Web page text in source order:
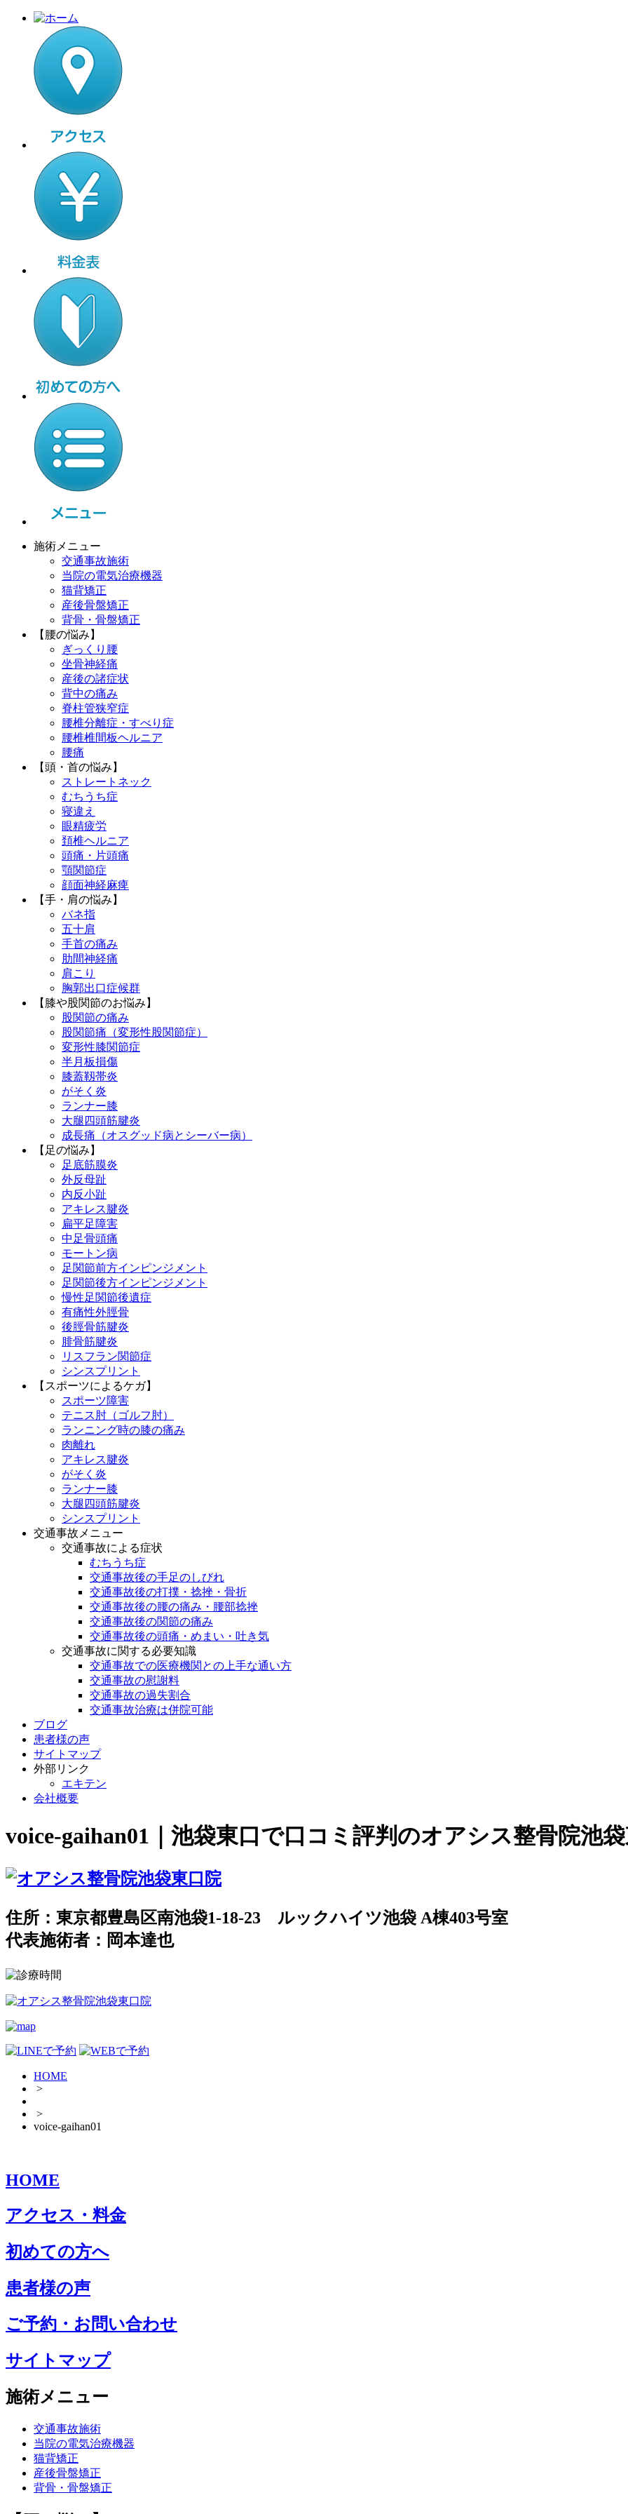
施術メニュー
交通事故施術
当院の電気治療機器
猫背矯正
産後骨盤矯正
背骨・骨盤矯正
【腰の悩み】
ぎっくり腰
坐骨神経痛
産後の諸症状
背中の痛み
脊柱管狭窄症
腰椎分離症・すべり症
腰椎椎間板ヘルニア
腰痛
【頭・首の悩み】
ストレートネック
むちうち症
寝違え
眼精疲労
頚椎ヘルニア
頭痛・片頭痛
顎関節症
顔面神経麻痺
【手・肩の悩み】
バネ指
五十肩
手首の痛み
肋間神経痛
肩こり
胸郭出口症候群
【膝や股関節のお悩み】
股関節の痛み
股関節痛（変形性股関節症）
変形性膝関節症
半月板損傷
膝蓋靱帯炎
がそく炎
ランナー膝
大腿四頭筋腱炎
成長痛（オスグッド病とシーバー病）
【足の悩み】
足底筋膜炎
外反母趾
内反小趾
アキレス腱炎
扁平足障害
中足骨頭痛
モートン病
足関節前方インピンジメント
足関節後方インピンジメント
慢性足関節後遺症
有痛性外脛骨
後脛骨筋腱炎
腓骨筋腱炎
リスフラン関節症
シンスプリント
【スポーツによるケガ】
スポーツ障害
テニス肘（ゴルフ肘）
ランニング時の膝の痛み
肉離れ
アキレス腱炎
がそく炎
ランナー膝
大腿四頭筋腱炎
シンスプリント
交通事故メニュー
交通事故による症状
むちうち症
交通事故後の手足のしびれ
交通事故後の打撲・捻挫・骨折
交通事故後の腰の痛み・腰部捻挫
交通事故後の関節の痛み
交通事故後の頭痛・めまい・吐き気
交通事故に関する必要知識
交通事故での医療機関との上手な通い方
交通事故の慰謝料
交通事故の過失割合
交通事故治療は併院可能
ブログ
患者様の声
サイトマップ
外部リンク
エキテン
会社概要
voice-gaihan01｜池袋東口で口コミ評判のオアシス整骨院池
住所：東京都豊島区南池袋1-18-23 ルックハイツ池袋 A棟403号室
代表施術者：岡本達也
HOME
>
>
voice-gaihan01
HOME
アクセス・料金
初めての方へ
患者様の声
ご予約・お問い合わせ
サイトマップ
施術メニュー
交通事故施術
当院の電気治療機器
猫背矯正
産後骨盤矯正
背骨・骨盤矯正